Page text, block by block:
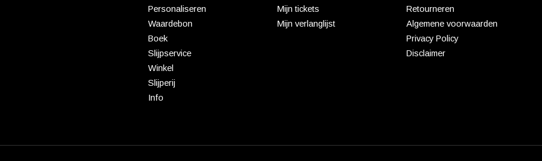
Personaliseren
Waardebon
Boek
Slijpservice
Winkel
Slijperij
Info
Mijn tickets
Mijn verlanglijst
Retourneren
Algemene voorwaarden
Privacy Policy
Disclaimer